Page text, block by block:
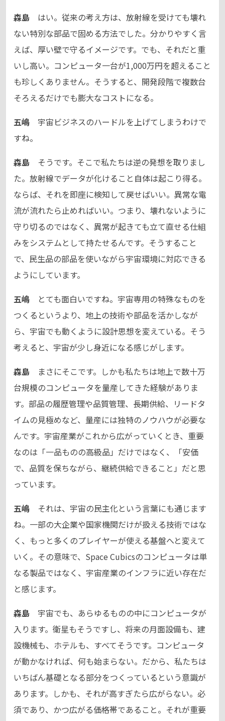
森島 はい。従来の考え方は、放射線を受けても壊れ
ない特別な部品で固める方法でした。分かりやすく言
えば、厚い壁で守るイメージです。でも、それだと重
いし高い。コンピュータ一台が1,000万円を超えること
も珍しくありません。そうすると、開発段階で複数台
そろえるだけでも膨大なコストになる。
五嶋 宇宙ビジネスのハードルを上げてしまうわけで
すね。
森島 そうです。そこで私たちは逆の発想を取りまし
た。放射線でデータが化けること自体は起こり得る。
ならば、それを即座に検知して戻せばいい。異常な電
流が流れたら止めればいい。つまり、壊れないように
守り切るのではなく、異常が起きても立て直せる仕組
みをシステムとして持たせるんです。そうすること
で、民生品の部品を使いながら宇宙環境に対応できる
ようにしています。
五嶋 とても面白いですね。宇宙専用の特殊なものを
つくるというより、地上の技術や部品を活かしなが
ら、宇宙でも動くように設計思想を変えている。そう
考えると、宇宙が少し身近になる感じがします。
森島 まさにそこです。しかも私たちは地上で数十万
台規模のコンピュータを量産してきた経験がありま
す。部品の履歴管理や品質管理、長期供給、リードタ
イムの見極めなど、量産には独特のノウハウが必要な
んです。宇宙産業がこれから広がっていくとき、重要
なのは「一品ものの高級品」だけではなく、「安価
で、品質を保ちながら、継続供給できること」だと思
っています。
五嶋 それは、宇宙の民主化という言葉にも通じます
ね。一部の大企業や国家機関だけが扱える技術ではな
く、もっと多くのプレイヤーが使える基盤へと変えて
いく。その意味で、Space Cubicsのコンピュータは単
なる製品ではなく、宇宙産業のインフラに近い存在だ
と感じます。
森島 宇宙でも、あらゆるものの中にコンピュータが
入ります。衛星もそうですし、将来の月面設備も、建
設機械も、ホテルも、すべてそうです。コンピュータ
が動かなければ、何も始まらない。だから、私たちは
いちばん基礎となる部分をつくっているという意識が
あります。しかも、それが高すぎたら広がらない。必
須であり、かつ広がる価格帯であること。それが重要